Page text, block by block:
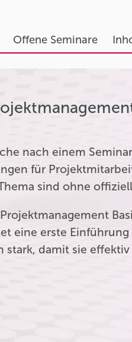
Offene Seminare
nach einem
für
sind ohne
eine erste
stark, damit sie